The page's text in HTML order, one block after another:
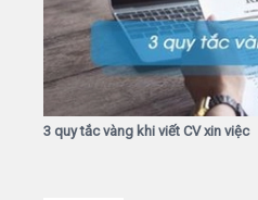
3 quy tắc vàng khi viết CV xin việc